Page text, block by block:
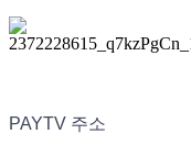
PAYTV 주소